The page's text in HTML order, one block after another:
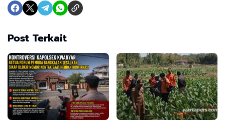
Post Terkait